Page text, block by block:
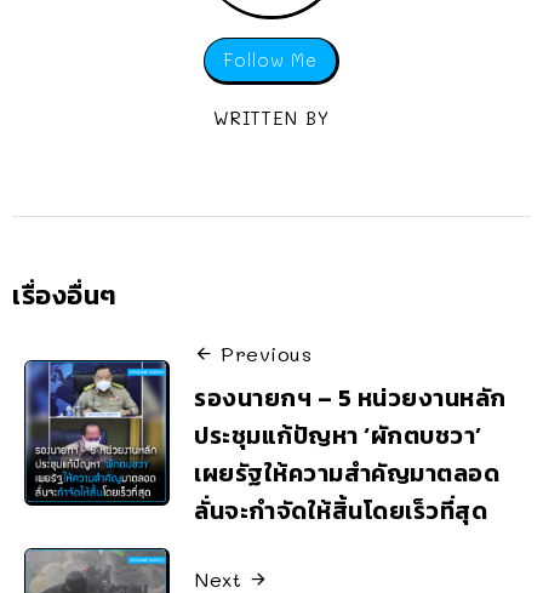
Follow Me
WRITTEN BY
เรื่องอื่นๆ
Previous
รองนายกฯ – 5 หน่วยงานหลัก
ประชุมแก้ปัญหา ‘ผักตบชวา’
เผยรัฐให้ความสำคัญมาตลอด
ลั่นจะกำจัดให้สิ้นโดยเร็วที่สุด
Next